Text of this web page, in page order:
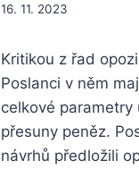
16. 11. 2023
Kritikou z řad
Poslanci v něm
celkové parametry
přesuny peněz.
návrhů předložili